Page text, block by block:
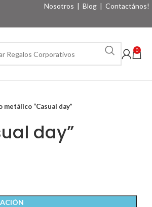
Nosotros | Blog | Contactános!
0
metálico “Casual day”
day”